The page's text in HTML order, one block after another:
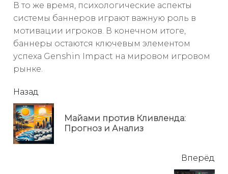
В то же время, психологические аспекты
системы баннеров играют важную роль в
мотивации игроков. В конечном итоге,
баннеры остаются ключевым элементом
успеха Genshin Impact на мировом игровом
рынке.
читать
еще
Назад
Майами против Кливленда:
Прогноз и Анализ
Вперёд